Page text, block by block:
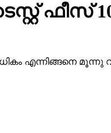
ഫീസ് 10
എന്നിങ്ങനെ മൂന്നു